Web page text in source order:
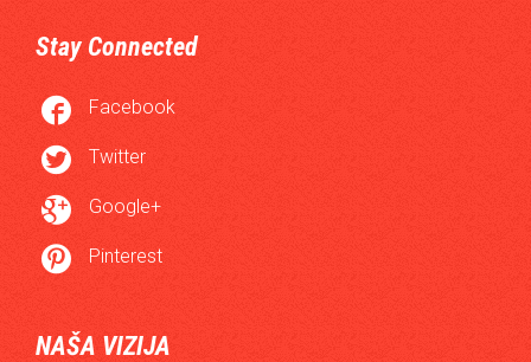
Stay Connected
 Facebook
 Twitter
 Google+
 Pinterest
NAŠA VIZIJA